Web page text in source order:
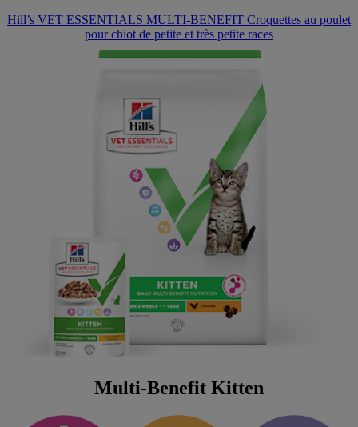
Hill’s VET ESSENTIALS MULTI-BENEFIT Croquettes au poulet
pour chiot de petite et très petite races
Multi-Benefit Kitten